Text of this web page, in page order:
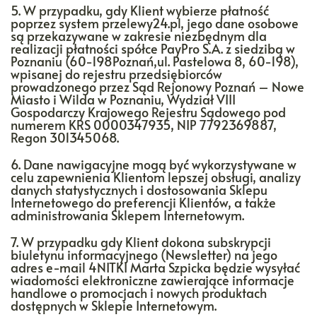
5. W przypadku, gdy Klient wybierze płatność
poprzez system przelewy24.pl, jego dane osobowe
są przekazywane w zakresie niezbędnym dla
realizacji płatności spółce PayPro S.A. z siedzibą w
Poznaniu (60-198Poznań,ul. Pastelowa 8, 60-198),
wpisanej do rejestru przedsiębiorców
prowadzonego przez Sąd Rejonowy Poznań – Nowe
Miasto i Wilda w Poznaniu, Wydział VIII
Gospodarczy Krajowego Rejestru Sądowego pod
numerem KRS 0000347935, NIP 7792369887,
Regon 301345068.
6. Dane nawigacyjne mogą być wykorzystywane w
celu zapewnienia Klientom lepszej obsługi, analizy
danych statystycznych i dostosowania Sklepu
Internetowego do preferencji Klientów, a także
administrowania Sklepem Internetowym.
7. W przypadku gdy Klient dokona subskrypcji
biuletynu informacyjnego (Newsletter) na jego
adres e-mail 4NITKI Marta Szpicka będzie wysyłać
wiadomości elektroniczne zawierające informacje
handlowe o promocjach i nowych produktach
dostępnych w Sklepie Internetowym.